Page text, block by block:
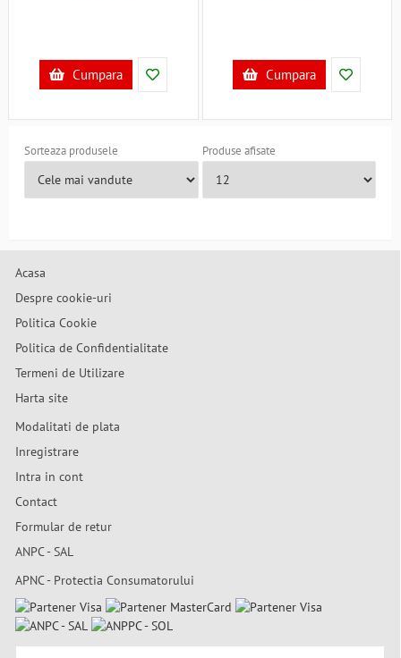
Cumpara Cumpara
Sorteaza produsele Produse afisate
Acasa
Despre cookie-uri
Politica Cookie
Politica de Confidentialitate
Termeni de Utilizare
Harta site
Modalitati de plata
Inregistrare
Intra in cont
Contact
Formular de retur
ANPC - SAL
APNC - Protectia Consumatorului